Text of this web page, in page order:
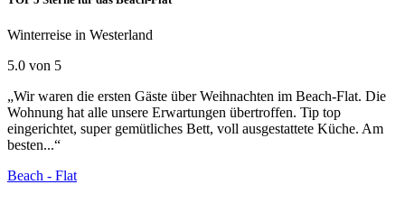
Winterreise in Westerland
5.0 von 5
„Wir waren die ersten Gäste über Weihnachten im Beach-Flat. Die
Wohnung hat alle unsere Erwartungen übertroffen. Tip top
eingerichtet, super gemütliches Bett, voll ausgestattete Küche. Am
besten...“
Beach - Flat